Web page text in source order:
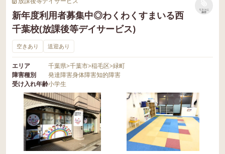
新年度利用者募集中◎わくわくすまいる西
千葉校(放課後等デイサービス)
リストに
保存
空きあり 送迎あり
エリア 千葉県>千葉市>稲毛区>緑町
障害種別
発達障害身体障害知的障害
受け入れ年齢小学生